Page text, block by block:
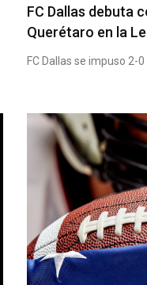
FC Dallas debuta
Querétaro en la
FC Dallas se impuso 2-